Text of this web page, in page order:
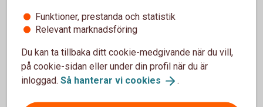
Bilförsäkring
Lätt lastbilsförsäkring
Funktioner, prestanda och statistik
Relevant marknadsföring
Du kan ta tillbaka ditt cookie-medgivande när du vill,
på cookie-sidan eller under din profil när du är
inloggad. Så hanterar vi cookies .